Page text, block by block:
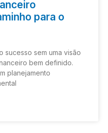
para o
sucesso sem uma visão
bem definido.
planejamento